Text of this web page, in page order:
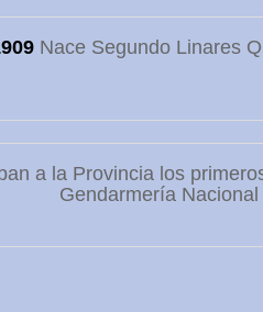
Nace Segundo Linares
a la Provincia los
Gendarmería Nacional